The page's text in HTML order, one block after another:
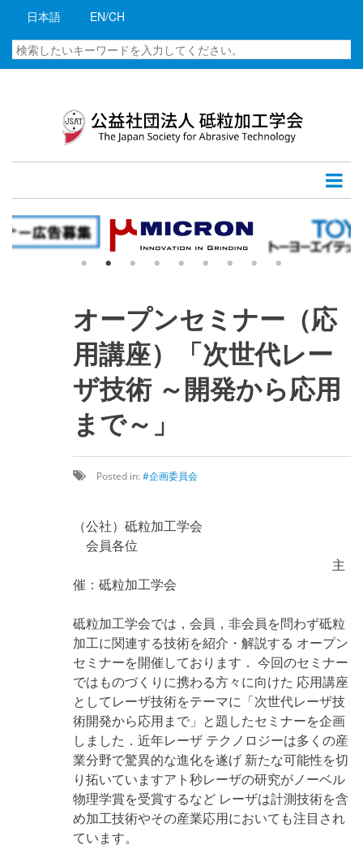
コ
に
動
日本語 EN/CH
検
索
オープンセミナー（応
用講座）「次世代レー
ザ技術 ～開発から応用
まで～」
Posted in: 企画委員会
（公社）砥粒加工学会
会員各位
主
催：砥粒加工学会
砥粒加工学会では，会員，非会員を問わず砥粒
加工に関連する技術を紹介・解説する オープン
セミナーを開催しております． 今回のセミナー
ではものづくりに携わる方々に向けた 応用講座
としてレーザ技術をテーマに「次世代レーザ技
術開発から応用まで」と題したセミナーを企画
しました．近年レーザ テクノロジーは多くの産
業分野で驚異的な進化を遂げ 新たな可能性を切
り拓いていますアト秒レーザの研究がノーベル
物理学賞を受賞するなど レーザは計測技術を含
め加工技術やその産業応用においても注目され
ています。